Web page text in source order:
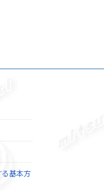
基本方